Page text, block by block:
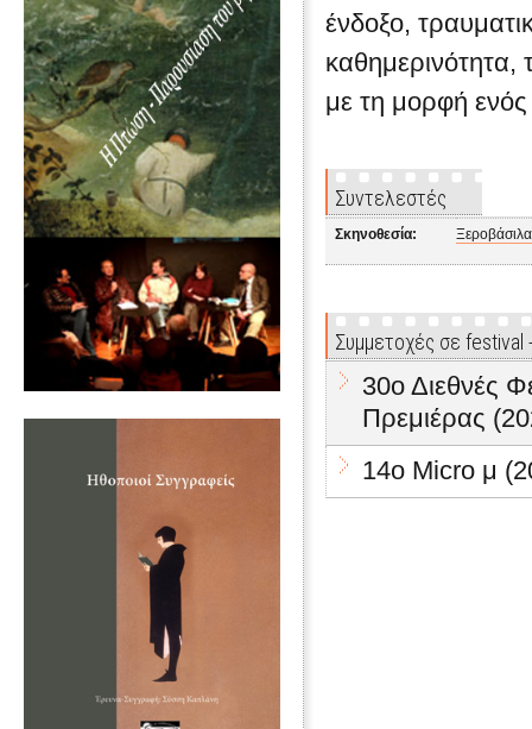
ένδοξο,
καθημερινότητα,
με τη μορφή
Συντελεστές
Σκηνοθεσία:
Συμμετοχές σε
30ο Διεθνές
Πρεμιέρας
14ο Micro μ